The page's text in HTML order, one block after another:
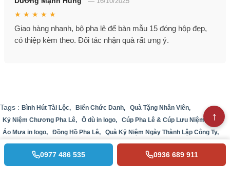
★ ★ ★ ★ ★
Giao hàng nhanh, bộ pha lê để bàn mẫu 15 đóng hộp đẹp,
có thiệp kèm theo. Đối tác nhận quà rất ưng ý.
Tags : Bình Hút Tài Lộc, Biển Chức Danh,
Quà Tặng Nhân Viên,
Kỷ Niệm Chương Pha Lê,
Ô dù in logo,
Cúp Pha Lê & Cúp Lưu Niệm,
Áo Mưa in logo,
Đồng Hồ Pha Lê,
Quà Kỷ Niệm Ngày Thành Lập Công Ty,
Lọ Hoa Pha Lê,
Bộ cốc thủy tinh,
Bộ Pha Lê Để Bàn,
Kỷ Niệm Chương Gỗ Đồng,
Bộ Ấm Chén in logo,
0977 486 535 0936 689 911